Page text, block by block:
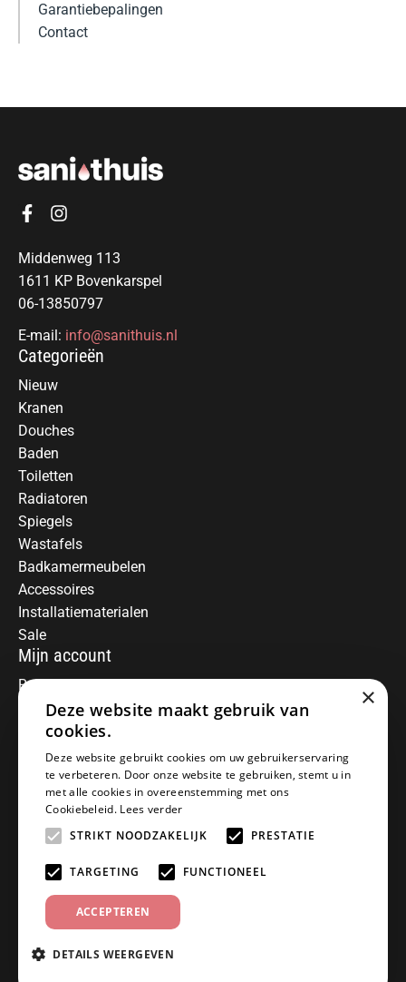
Garantiebepalingen
Contact
Middenweg 113
1611 KP Bovenkarspel
06-13850797
E-mail: info@sanithuis.nl
Categorieën
Nieuw
Kranen
Douches
Baden
Toiletten
Radiatoren
Spiegels
Wastafels
Badkamermeubelen
Accessoires
Installatiematerialen
Sale
Mijn account
Registreren
Mijn bestellingen
Informatie
Over ons
Algemene voorwaarden
Disclaimer
Privacy Policy
Betaalmethoden
Retourneren
Klantenservice
Offerte aanvragen
Contact
×
Deze website maakt gebruik van
cookies.
Deze website gebruikt cookies om uw gebruikerservaring
te verbeteren. Door onze website te gebruiken, stemt u in
met alle cookies in overeenstemming met ons
Cookiebeleid. Lees verder
STRIKT NOODZAKELIJK
PRESTATIE
TARGETING FUNCTIONEEL
ACCEPTEREN
DETAILS WEERGEVEN